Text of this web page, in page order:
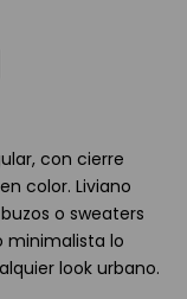
con cierre
color. Liviano
o sweaters
minimalista lo
look urbano.